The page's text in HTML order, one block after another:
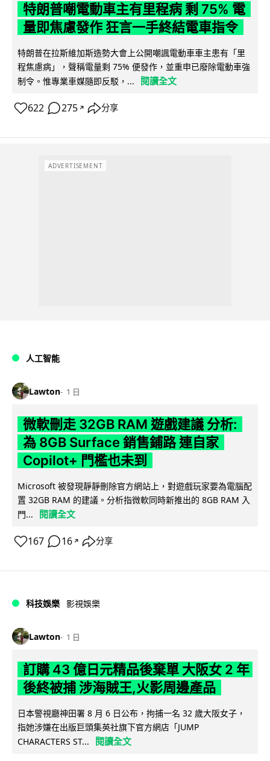
特朗普嘲電動車主有里程病 剩 75% 電
量即焦慮發作 狂言一手終結電車指令
特朗普在拉斯維加斯造勢大會上公開嘲諷電動車車主患有「里
程焦慮病」，聲稱電量剩 75% 便發作，並重申已廢除電動車強
制令。惟專業車媒隨即反駁，...
閱讀全文
622 275 ↗ 分享
ADVERTISEMENT
人工智能
Lawton 1 日
微軟刪走 32GB RAM 遊戲建議 分析:
為 8GB Surface 銷售鋪路 連自家
Copilot+ 門檻也未到
Microsoft 被發現靜靜刪除官方網站上，對遊戲玩家要為電腦配
置 32GB RAM 的建議。分析指微軟同時新推出的 8GB RAM 入
門...
閱讀全文
167 16 ↗ 分享
科技娛樂 影視娛樂
Lawton 1 日
訂購 43 億日元精品後棄單 大阪女 2 年
後終被捕 涉海賊王,火影周邊產品
日本警視廳神田署 8 月 6 日公布，拘捕一名 32 歲大阪女子，
指她涉嫌在出版巨頭集英社旗下官方網店「JUMP
CHARACTERS ST...
閱讀全文